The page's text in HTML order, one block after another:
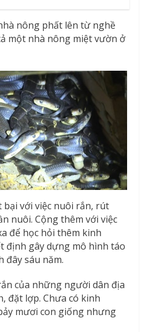
nông phất lên từ nghề
một nhà nông miệt vườn ở
với việc nuôi rắn, rút
nuôi. Cộng thêm với việc
để học hỏi thêm kinh
định gây dựng mô hình táo
đây sáu năm.
của những người dân địa
đặt lợp. Chưa có kinh
mươi con giống nhưng